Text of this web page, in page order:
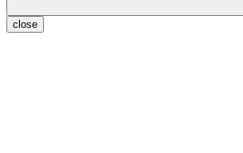
close